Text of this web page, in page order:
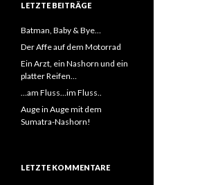
LETZTE BEITRÄGE
Batman, Baby & Bye…
Der Affe auf dem Motorrad
Ein Arzt, ein Nashorn und ein
platter Reifen…
…am Fluss…im Fluss..
Auge in Auge mit dem
Sumatra-Nashorn!
LETZTE KOMMENTARE